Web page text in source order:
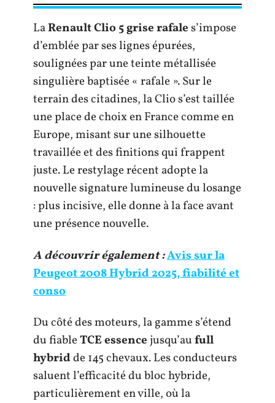
LaRenault Clio 5 grise rafales’impose
d’emblée par ses lignes épurées,
soulignées par une teinte métallisée
singulière baptisée « rafale ». Sur le
terrain des citadines, la Clio s’est taillée
une place de choix en France comme en
Europe, misant sur une silhouette
travaillée et des finitions qui frappent
juste. Le restylage récent adopte la
nouvelle signature lumineuse du losange
: plus incisive, elle donne à la face avant
une présence nouvelle.
A découvrir également :Avis sur la
Peugeot 2008 Hybrid 2025, fiabilité et
conso
Du côté des moteurs, la gamme s’étend
du fiableTCE essencejusqu’aufull
hybridde 145 chevaux. Les conducteurs
saluent l’efficacité du bloc hybride,
particulièrement en ville, où la